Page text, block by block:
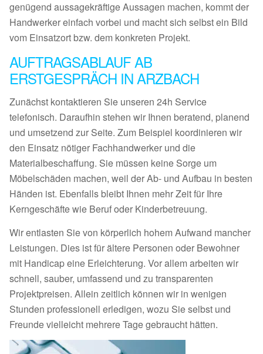
genügend aussagekräftige Aussagen machen, kommt der
Handwerker einfach vorbei und macht sich selbst ein Bild
vom Einsatzort bzw. dem konkreten Projekt.
AUFTRAGSABLAUF AB
ERSTGESPRÄCH IN ARZBACH
Zunächst kontaktieren Sie unseren 24h Service
telefonisch. Daraufhin stehen wir Ihnen beratend, planend
und umsetzend zur Seite. Zum Beispiel koordinieren wir
den Einsatz nötiger Fachhandwerker und die
Materialbeschaffung. Sie müssen keine Sorge um
Möbelschäden machen, weil der Ab- und Aufbau in besten
Händen ist. Ebenfalls bleibt Ihnen mehr Zeit für Ihre
Kerngeschäfte wie Beruf oder Kinderbetreuung.
Wir entlasten Sie von körperlich hohem Aufwand mancher
Leistungen. Dies ist für ältere Personen oder Bewohner
mit Handicap eine Erleichterung. Vor allem arbeiten wir
schnell, sauber, umfassend und zu transparenten
Projektpreisen. Allein zeitlich können wir in wenigen
Stunden professionell erledigen, wozu Sie selbst und
Freunde vielleicht mehrere Tage gebraucht hätten.